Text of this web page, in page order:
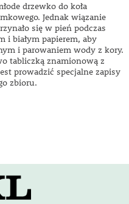
drzewko do koła
Jednak wiązanie
się w pień podczas
i białym papierem, aby
i parowaniem wody z kory.
tabliczką znamionową z
prowadzić specjalne zapisy
zbioru.